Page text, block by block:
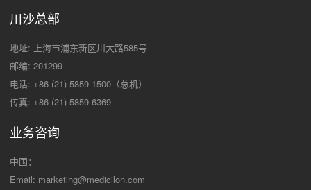
川沙总部
地址: 上海市浦东新区川大路585号
邮编: 201299
电话: +86 (21) 5859-1500（总机）
传真: +86 (21) 5859-6369
业务咨询
中国：
Email: marketing@medicilon.com